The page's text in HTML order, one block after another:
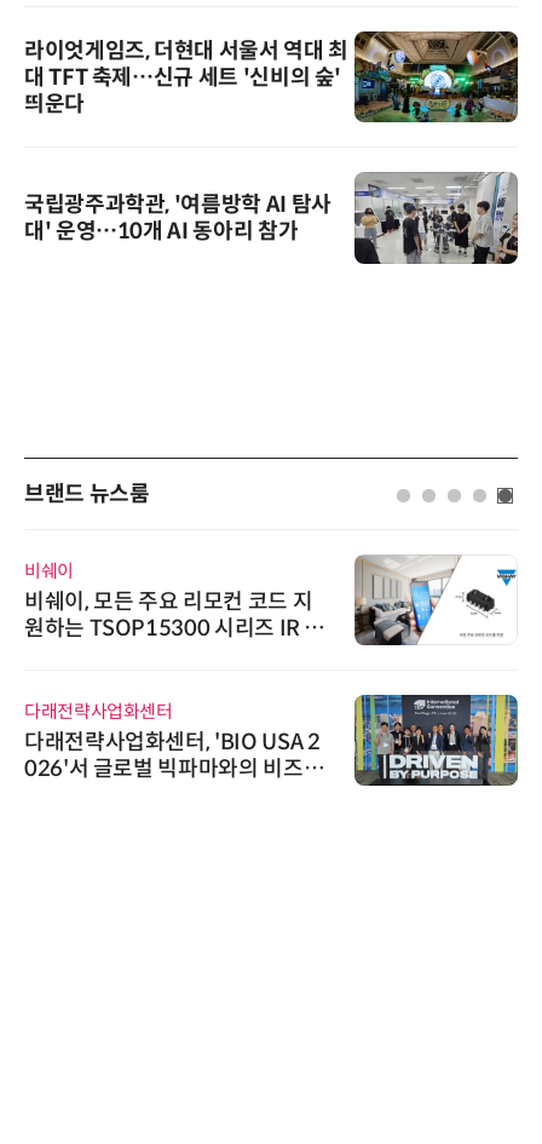
라이엇게임즈, 더현대 서울서 역대 최
대 TFT 축제…신규 세트 '신비의 숲'
띄운다
국립광주과학관, '여름방학 AI 탐사
대' 운영…10개 AI 동아리 참가
브랜드 뉴스룸
비쉐이
비쉐이, 모든 주요 리모컨 코드 지
원하는 TSOP15300 시리즈 IR 수
다래전략사업화센터
다래전략사업화센터, 'BIO USA 2
026'서 글로벌 빅파마와의 비즈니